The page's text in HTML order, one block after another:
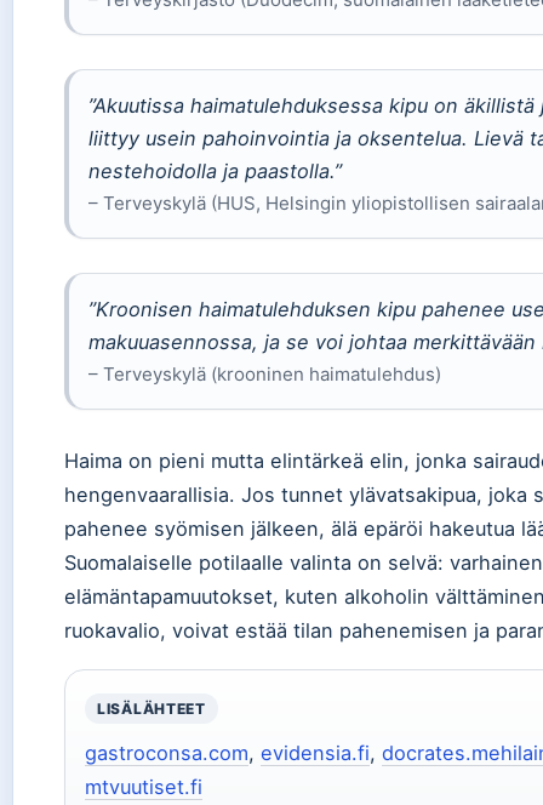
”Akuutissa haimatulehduksessa kipu on
liittyy usein pahoinvointia ja oksentelua. Lievä
nestehoidolla ja paastolla.”
– Terveyskylä (HUS, Helsingin yliopistollisen
”Kroonisen haimatulehduksen kipu pahenee
makuuasennossa, ja se voi johtaa merkittävään
– Terveyskylä (krooninen haimatulehdus)
Haima on pieni mutta elintärkeä elin, jonka
hengenvaarallisia. Jos tunnet ylävatsakipua, joka
pahenee syömisen jälkeen, älä epäröi hakeutua
Suomalaiselle potilaalle valinta on selvä:
elämäntapamuutokset, kuten alkoholin
ruokavalio, voivat estää tilan pahenemisen ja
LISÄLÄHTEET
gastroconsa.com, evidensia.fi,
mtvuutiset.fi